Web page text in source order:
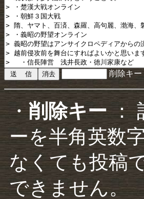
削除キー
・削除キー：
ーを半角英数
なくても投稿
できません。